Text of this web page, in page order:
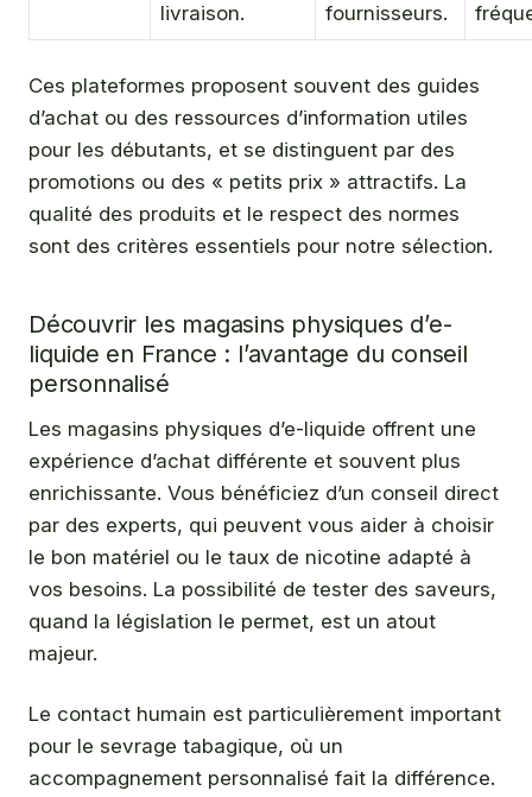
livraison.
fournisseurs.
Ces plateformes proposent souvent des guides
d’achat ou des ressources d’information utiles
pour les débutants, et se distinguent par des
promotions ou des « petits prix » attractifs. La
qualité des produits et le respect des normes
sont des critères essentiels pour notre sélection.
Découvrir les magasins physiques d’e-
liquide en France : l’avantage du conseil
personnalisé
Les magasins physiques d’e-liquide offrent une
expérience d’achat différente et souvent plus
enrichissante. Vous bénéficiez d’un conseil direct
par des experts, qui peuvent vous aider à choisir
le bon matériel ou le taux de nicotine adapté à
vos besoins. La possibilité de tester des saveurs,
quand la législation le permet, est un atout
majeur.
Le contact humain est particulièrement important
pour le sevrage tabagique, où un
accompagnement personnalisé fait la différence.